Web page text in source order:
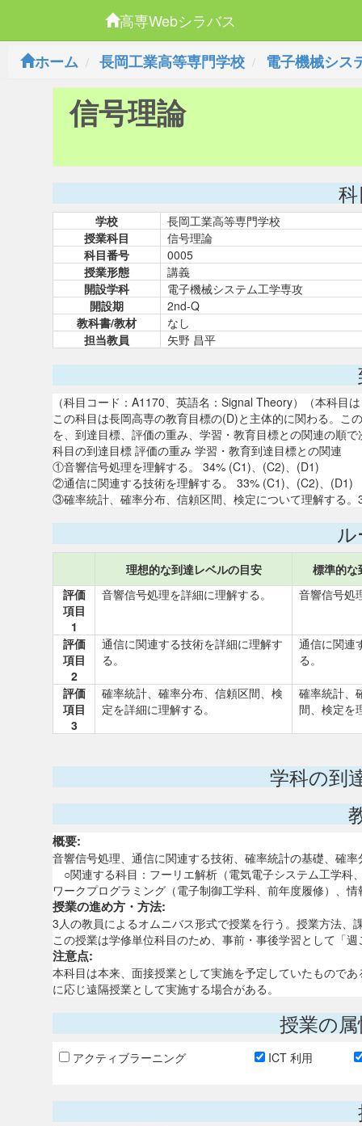
高専Webシラバス
ホーム
長岡工業高等専門学校 電子機械シス
信号理論
学校
長岡工業高等専門学校
授業科目
信号理論
科目番号
0005
授業形態
講義
開設学科
電子機械システム工学専攻
開設期
2nd-Q
教科書/教材
なし
担当教員
矢野 昌平
（科目コード：A1170、英語名：Signal Theory）（本科
この科目は長岡高専の教育目標の(D)と主体的に関わる。こ
を、到達目標、評価の重み、学習・教育目標との関連の順で
科目の到達目標 評価の重み 学習・教育到達目標との関連
①音響信号処理を理解する。 34% (C1)、(C2)、(D1)
②通信に関連する技術を理解する。 33% (C1)、(C2)、(D1)
③確率統計、確率分布、信頼区間、検定について理解する
理想的な到達レベルの目安
標準的な
評価
項目
1
音響信号処理を詳細に理解する。 音響信号処
評価
項目
2
通信に関連する技術を詳細に理解す
る。
通信に関連
る。
評価
項目
3
確率統計、確率分布、信頼区間、検
定を詳細に理解する。
確率統計、
間、検定を
学科の到
概要:
音響信号処理、通信に関連する技術、確率統計の基礎、確
○関連する科目：フーリエ解析（電気電子システム工学科
ワークプログラミング（電子制御工学科、前年度履修）、
授業の進め方・方法:
3人の教員によるオムニバス形式で授業を行う。授業方法、
この授業は学修単位科目のため、事前・事後学習として「
注意点:
本科目は本来、面接授業として実施を予定していたもので
に応じ遠隔授業として実施する場合がある。
授業の
アクティブラーニング ICT 利用